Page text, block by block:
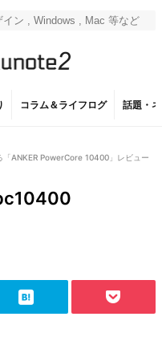
コラム＆ライフログ 話題・
ANKER PowerCore 10400」レビュー